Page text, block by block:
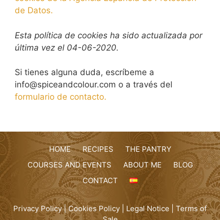
de Datos.
Esta política de cookies ha sido actualizada por
última vez el 04-06-2020.
Si tienes alguna duda, escríbeme a
info@spiceandcolour.com o a través del
formulario de contacto.
HOME RECIPES
THE PANTRY
COURSES AND EVENTS
ABOUT ME
BLOG
CONTACT
Privacy Policy|Cookies Policy Legal Notice
Terms of